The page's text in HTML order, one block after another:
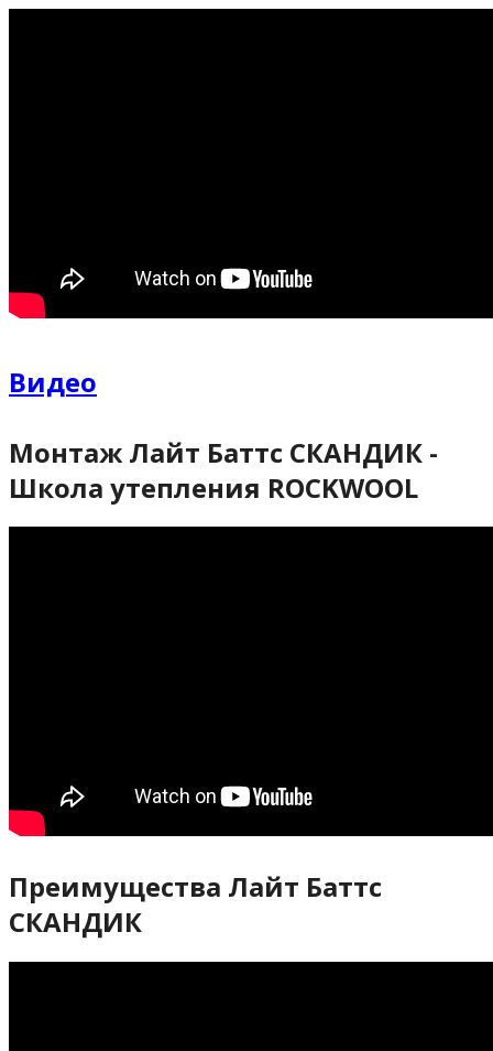
Видео
Монтаж Лайт Баттс СКАНДИК -
Школа утепления ROCKWOOL
Преимущества Лайт Баттс
СКАНДИК